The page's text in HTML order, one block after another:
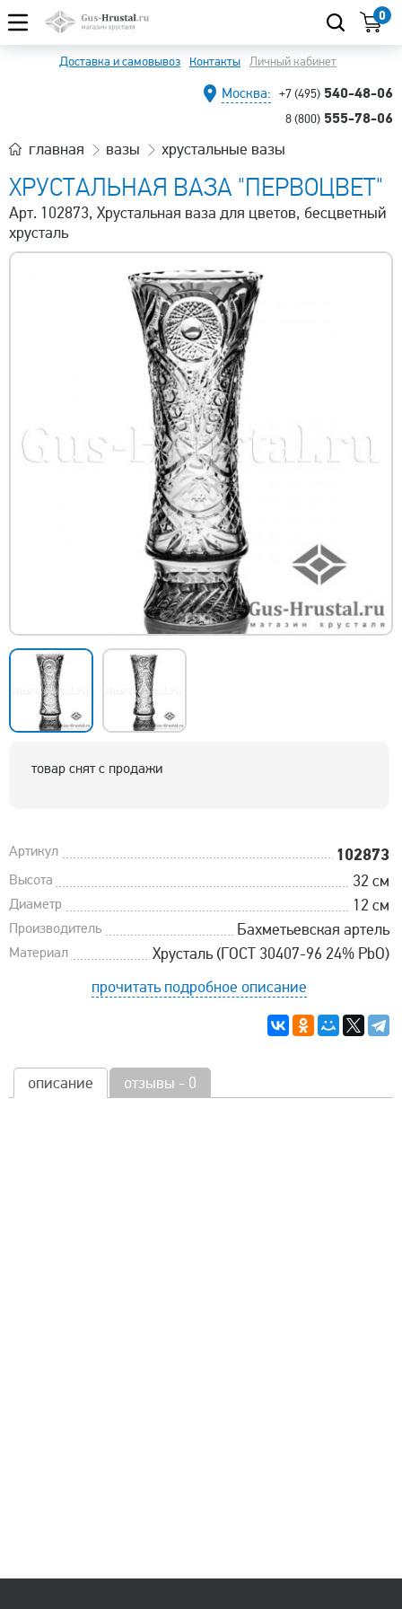
0
Доставка и самовывоз Контакты Личный кабинет
Москва: +7 (495) 540-48-06
8 (800) 555-78-06
главная вазы хрустальные вазы
ХРУСТАЛЬНАЯ ВАЗА "ПЕРВОЦВЕТ"
Арт. 102873, Хрустальная ваза для цветов, бесцветный
хрусталь
товар снят с продажи
Артикул 102873
Высота 32 см
Диаметр 12 см
Производитель Бахметьевская артель
Материал
Хрусталь (ГОСТ 30407-96 24% PbO)
прочитать подробное описание
описание отзывы - 0